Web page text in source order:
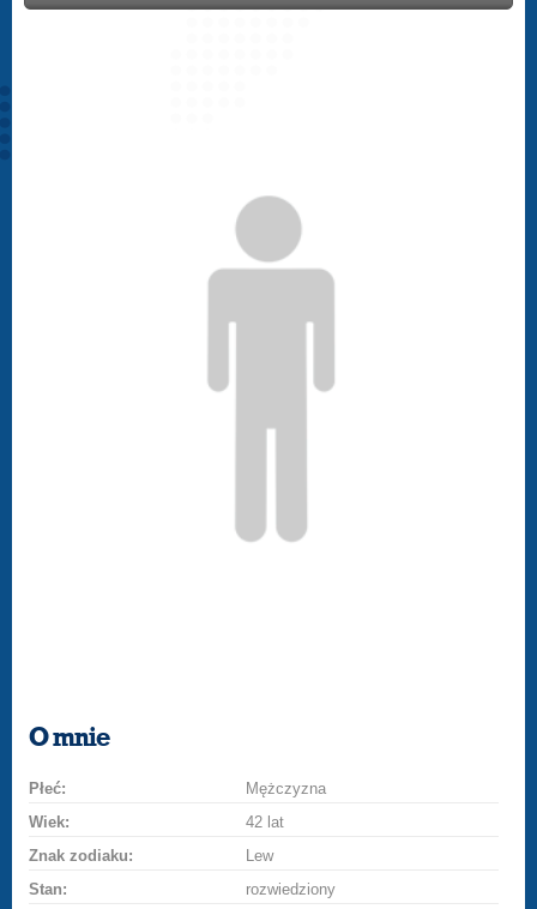
O mnie
Płeć:
Mężczyzna
Wiek:
42 lat
Znak zodiaku:
Lew
Stan:
rozwiedziony